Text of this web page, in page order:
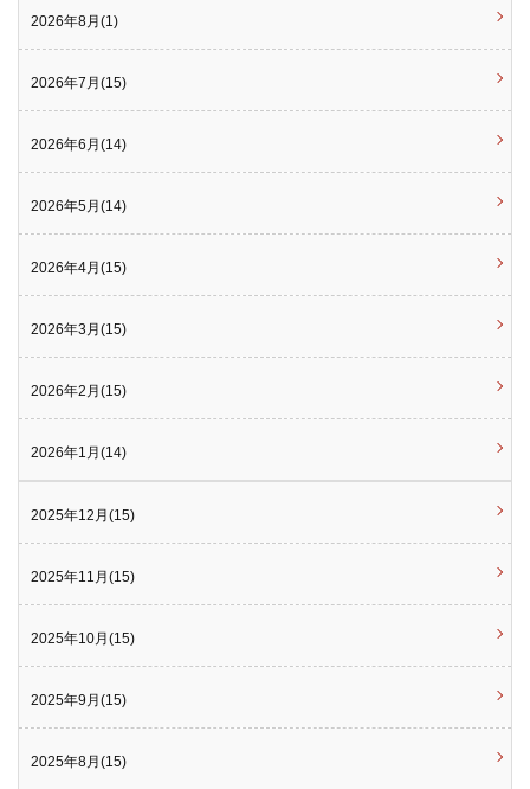
2026年8月(1)
2026年7月(15)
2026年6月(14)
2026年5月(14)
2026年4月(15)
2026年3月(15)
2026年2月(15)
2026年1月(14)
2025年12月(15)
2025年11月(15)
2025年10月(15)
2025年9月(15)
2025年8月(15)